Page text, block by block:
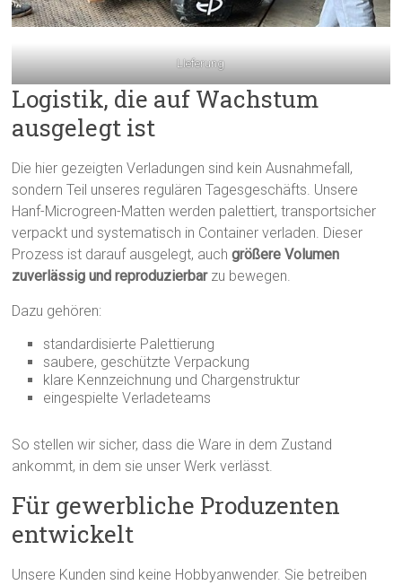
LIeferung
Logistik, die auf Wachstum
ausgelegt ist
Die hier gezeigten Verladungen sind kein Ausnahmefall,
sondern Teil unseres regulären Tagesgeschäfts. Unsere
Hanf-Microgreen-Matten werden palettiert, transportsicher
verpackt und systematisch in Container verladen. Dieser
Prozess ist darauf ausgelegt, auchgrößere Volumen
zuverlässig und reproduzierbarzu bewegen.
Dazu gehören:
standardisierte Palettierung
saubere, geschützte Verpackung
klare Kennzeichnung und Chargenstruktur
eingespielte Verladeteams
So stellen wir sicher, dass die Ware in dem Zustand
ankommt, in dem sie unser Werk verlässt.
Für gewerbliche Produzenten
entwickelt
Unsere Kunden sind keine Hobbyanwender. Sie betreiben